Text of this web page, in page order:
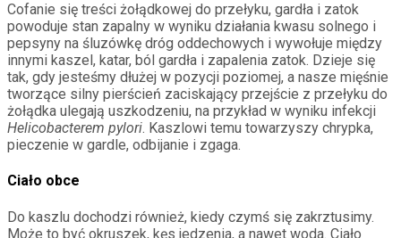
Cofanie się treści żołądkowej do przełyku, gardła i zatok
powoduje stan zapalny w wyniku działania kwasu solnego i
pepsyny na śluzówkę dróg oddechowych i wywołuje między
innymi kaszel, katar, ból gardła i zapalenia zatok. Dzieje się
tak, gdy jesteśmy dłużej w pozycji poziomej, a nasze mięśnie
tworzące silny pierścień zaciskający przejście z przełyku do
żołądka ulegają uszkodzeniu, na przykład w wyniku infekcji
Helicobacterem pylori. Kaszlowi temu towarzyszy chrypka,
pieczenie w gardle, odbijanie i zgaga.
Ciało obce
Do kaszlu dochodzi również, kiedy czymś się zakrztusimy.
Może to być okruszek, kęs jedzenia, a nawet woda. Ciało